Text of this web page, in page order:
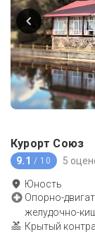
Курорт Союз
9.1 / 10 5
Юность
Опорно-
желудочно-
Крытый